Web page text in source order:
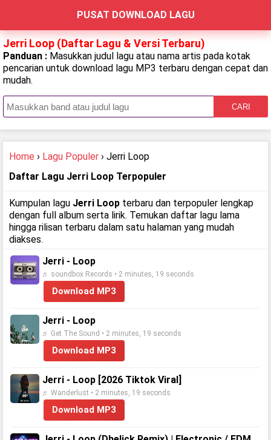
PUSAT DOWNLOAD LAGU
Jerri Loop (Daftar Lagu & Versi Terbaru)
Panduan : Masukkan judul lagu atau nama artis pada kotak
pencarian untuk download lagu MP3 terbaru dengan cepat dan
mudah.
CARI
Home › Lagu Populer › Jerri Loop
Daftar Lagu Jerri Loop Terpopuler
Kumpulan lagu Jerri Loop terbaru dan terpopuler lengkap
dengan full album serta lirik. Temukan daftar lagu lama
hingga rilisan terbaru dalam satu halaman yang mudah
diakses.
Jerri - Loop
♬ soundbox Records • 2 minutes, 19 seconds
Download MP3
Jerri - Loop
♬ Get The Sound • 2 minutes, 19 seconds
Download MP3
Jerri - Loop [2026 Tiktok Viral]
♬ Wanderlust • 2 minutes, 19 seconds
Download MP3